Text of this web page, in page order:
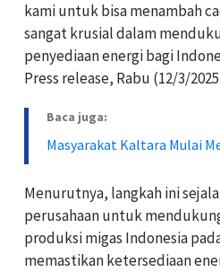
kami untuk bisa menambah
sangat krusial dalam
penyediaan energi bagi
Press release, Rabu (12/3/
Baca juga:
Masyarakat Kaltara Mulai
Menurutnya, langkah ini
perusahaan untuk
produksi migas Indonesia
memastikan ketersediaan